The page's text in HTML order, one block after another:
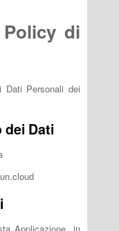
di
Dati Personali dei
dei Dati